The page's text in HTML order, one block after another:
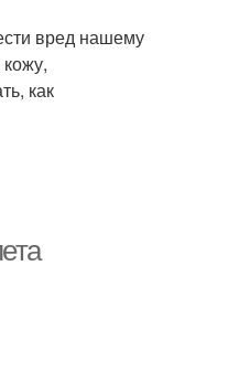
вред нашему
как